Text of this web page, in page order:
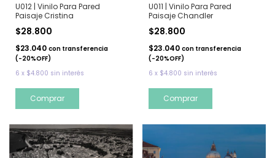
U012 | Vinilo Para Pared
Paisaje Cristina
$28.800
$23.040 con transferencia
(-20%OFF)
6 x $4.800 sin interés
Comprar
U011 | Vinilo Para Pared
Paisaje Chandler
$28.800
$23.040 con transferencia
(-20%OFF)
6 x $4.800 sin interés
Comprar